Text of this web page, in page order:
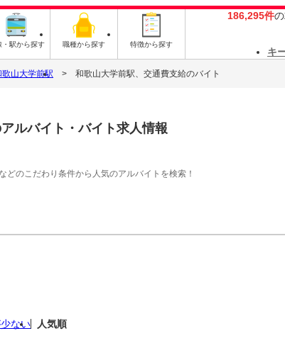
・駅から探す 職種から探す 特徴から探す
186,295件
キ
歌山大学前駅 和歌山大学前駅、交通費支給のバイト
ルバイト・バイト求人情報
のこだわり条件から人気のアルバイトを検索！
ない 人気順